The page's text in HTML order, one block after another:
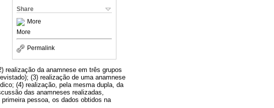
Share
More
More
Permalink
realização da anamnese em três grupos
(3) realização de uma anamnese
(4) realização, pela mesma dupla, da
das anamneses realizadas,
pessoa, os dados obtidos na